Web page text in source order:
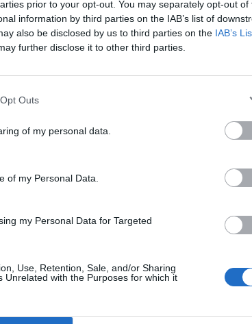
prior to your opt-out. You may separately opt-out of
information by third parties on the IAB’s list of
also be disclosed by us to third parties on the IAB’s
further disclose it to other third parties.
Outs
of my personal data.
of my Personal Data.
my Personal Data for Targeted
Use, Retention, Sale, and/or Sharing
Unrelated with the Purposes for which it
el
09
la